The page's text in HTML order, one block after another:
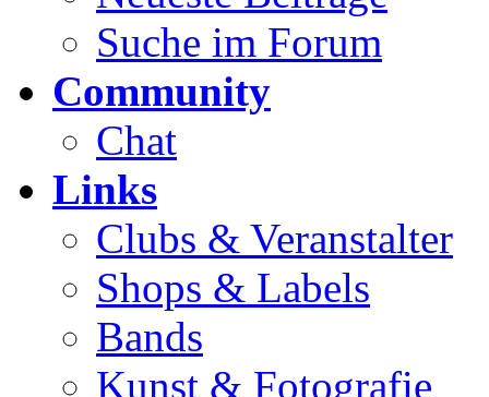
Suche im Forum
Community
Chat
Links
Clubs & Veranstalter
Shops & Labels
Bands
Kunst & Fotografie